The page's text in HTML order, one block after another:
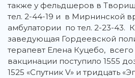
также у фельдшеров в
тел. 2-44-19 и в Мирнинской
амбулатории по тел. 2-23-43.
заведующая Гордеевской
терапевт Елена Куцебо,
вакцинации поступило 1555
1525 «Спутник V» и тридцать